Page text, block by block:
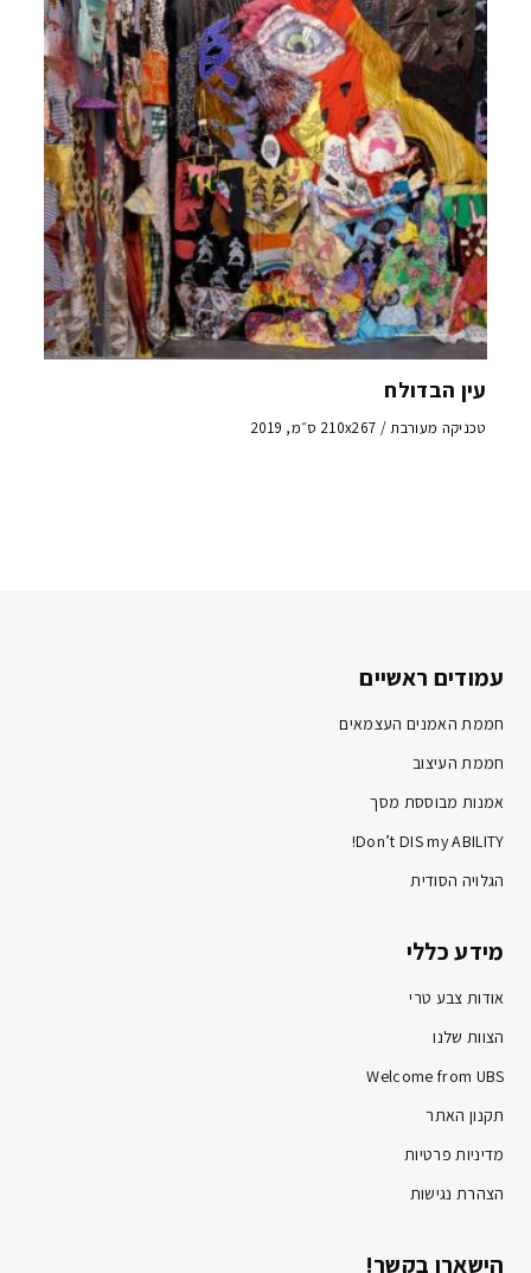
עין הבדולח
טכניקה מעורבת / 210x267 ס״מ, 2019
עמודים ראשיים
חממת האמנים העצמאים
חממת העיצוב
אמנות מבוססת מסך
Don’t DIS my ABILITY!
הגלויה הסודית
מידע כללי
אודות צבע טרי
הצוות שלנו
Welcome from UBS
תקנון האתר
מדיניות פרטיות
הצהרת נגישות
הישארו בקשר!